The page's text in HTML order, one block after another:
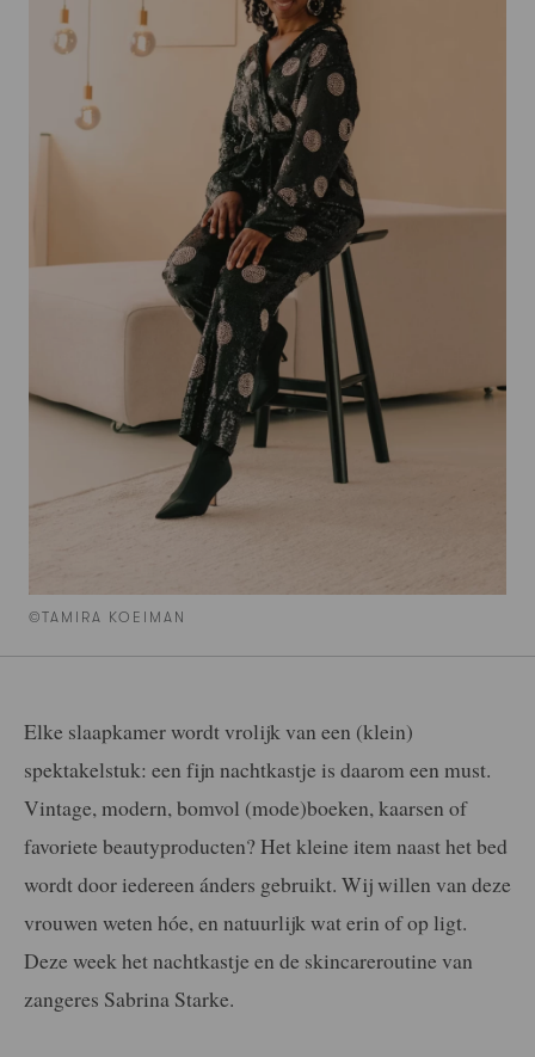
©TAMIRA KOEIMAN
Elke slaapkamer wordt vrolijk van een (klein)
spektakelstuk: een fijn nachtkastje is daarom een must.
Vintage, modern, bomvol (mode)boeken, kaarsen of
favoriete beautyproducten? Het kleine item naast het bed
wordt door iedereen ánders gebruikt. Wij willen van deze
vrouwen weten hóe, en natuurlijk wat erin of op ligt.
Deze week het nachtkastje en de skincareroutine van
zangeres Sabrina Starke.